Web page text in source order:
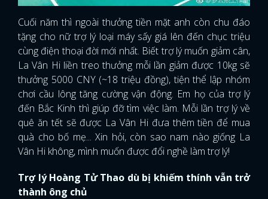
Cuối năm thì ngoài thưởng tiền mặt anh còn chu đáo
tặng cho nữ trợ lý loại máy sấy giá lên đến chục triệu
cùng điện thoại đời mới nhất. Biết trợ lý muốn giảm cân,
La Vân Hi liền treo thưởng mỗi lần giảm được 10kg sẽ
thưởng 5000 CNY (~18 triệu đồng), tiện thể lập nhóm
chơi cầu lông tăng cường vận động. Em họ của trợ lý
đến Bắc Kinh thì giúp đỡ tìm việc làm. Mỗi lần trợ lý về
quê ăn tết sẽ được La Vân Hi đưa thêm tiền để mua
quà cho bố mẹ... Xin hỏi, còn sao nam nào giống La
Vân Hi không, mình muốn được đổi nghề làm trợ lý!
Trợ lý Hoàng Tử Thao dù bị khiếm thính vẫn trở
thành ông chủ